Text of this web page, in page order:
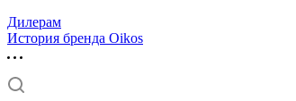
Дилерам
История бренда Oikos